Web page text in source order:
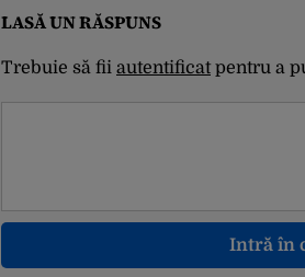
LASĂ UN RĂSPUNS
Trebuie să fii autentificatpentru a
Intră în